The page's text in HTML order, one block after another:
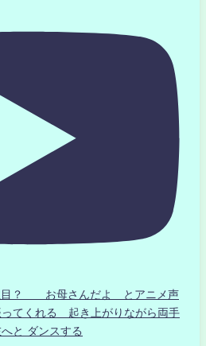
目？ お母さんだよ とアニメ声
ってくれる 起き上がりながら両手
と ダンスする